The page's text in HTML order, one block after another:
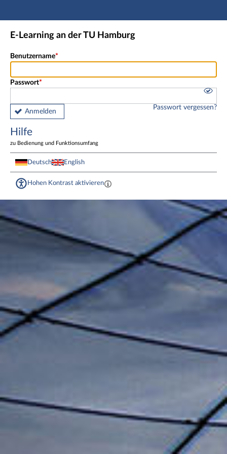
Hauptnavigation
Fußzeile
E-Learning an der TU Hamburg
Benutzername
Passwort
Anmelden
Passwort vergessen?
Hilfe
zu Bedienung und Funktionsumfang
Deutsch English
Hohen Kontrast aktivieren